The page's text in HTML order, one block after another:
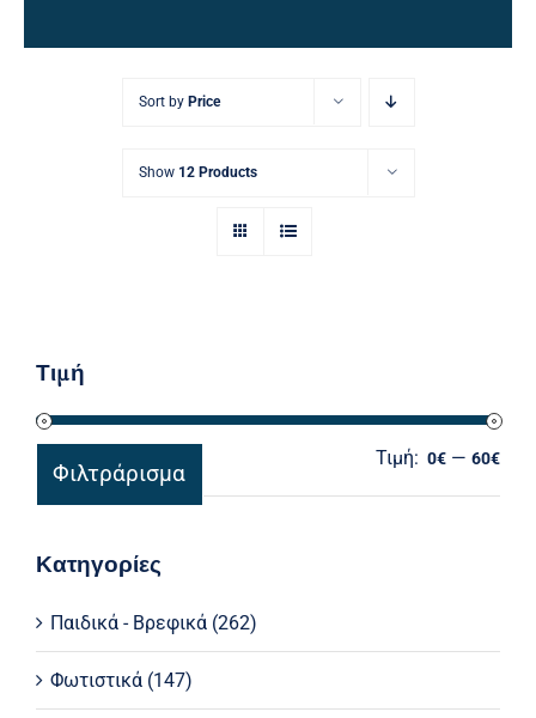
Sort by Price
Show 12 Products
Τιμή
τιμή
τιμή
Φιλτράρισμα
Τιμή: 0€ —60€
Κατηγορίες
Παιδικά - Βρεφικά (262)
Φωτιστικά (147)